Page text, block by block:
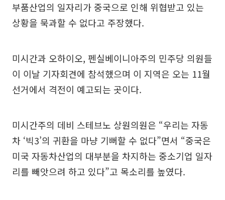
부품산업의 일자리가 중국으로 인해 위협받고 있는
상황을 묵과할 수 없다고 주장했다.
미시간과 오하이오, 펜실베이니아주의 민주당 의원들
이 이날 기자회견에 참석했으며 이 지역은 오는 11월
선거에서 격전이 예고되는 곳이다.
미시간주의 데비 스테브노 상원의원은 “우리는 자동
차 ‘빅3’의 귀환을 마냥 기뻐할 수 없다”면서 “중국은
미국 자동차산업의 대부분을 차지하는 중소기업 일자
리를 빼앗으려 하고 있다”고 목소리를 높였다.